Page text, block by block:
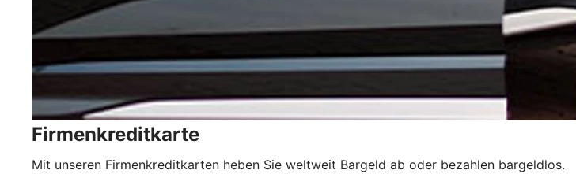
Firmenkreditkarte
Mit unseren Firmenkreditkarten heben Sie weltweit Bargeld ab oder bezahlen bargeldlos.